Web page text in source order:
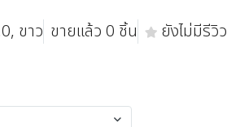
ขาว ขายแล้ว 0 ชิ้น ยังไม่มีรีวิว